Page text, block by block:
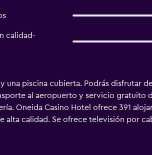
calidad-
una piscina cubierta. Podrás disfrutar
al aeropuerto y servicio gratuito
Oneida Casino Hotel ofrece 391
alta calidad. Se ofrece televisión por
las habitaciones: frigorífico y cafetera
higiene personal gratuitos y secador